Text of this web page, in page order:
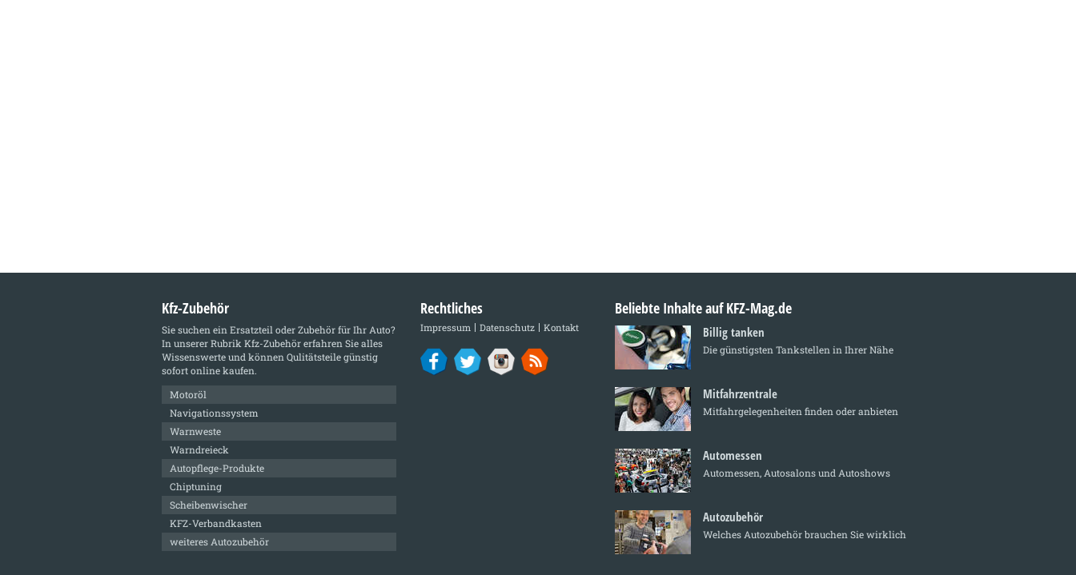
Kfz-Zubehör
Sie suchen ein Ersatzteil oder Zubehör für Ihr Auto?
In unserer Rubrik Kfz-Zubehörerfahren Sie alles
Wissenswerte und können Qulitätsteile günstig
sofort online kaufen.
Motoröl
Navigationssystem
Warnweste
Warndreieck
Autopflege-Produkte
Chiptuning
Scheibenwischer
KFZ-Verbandkasten
weiteres Autozubehör
Rechtliches
Impressum Datenschutz Kontakt
Beliebte Inhalte auf KFZ-Mag.de
Billig tanken
Die günstigsten Tankstellen in Ihrer Nähe
Mitfahrzentrale
Mitfahrgelegenheiten finden oder anbieten
Automessen
Automessen, Autosalons und Autoshows
Autozubehör
Welches Autozubehör brauchen Sie wirklich